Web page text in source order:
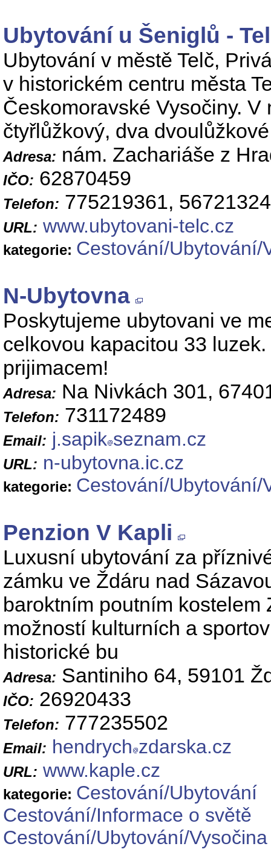
Ubytování u Šeniglů -
Ubytování v městě Telč,
v historickém centru města
Českomoravské Vysočiny.
čtyřlůžkový, dva
Adresa: nám. Zachariáše z
IČO: 62870459
Telefon: 775219361,
URL: www.ubytovani-telc.cz
kategorie: Cestování/Ubytování/
N-Ubytovna
Poskytujeme ubytovani ve
celkovou kapacitou 33
prijimacem!
Adresa: Na Nivkách 301,
Telefon: 731172489
Email: j.sapik seznam.cz
URL: n-ubytovna.ic.cz
kategorie: Cestování/Ubytování/
Penzion V Kapli
Luxusní ubytování za
zámku ve Ždáru nad
baroktním poutním
možností kulturních a
historické bu
Adresa: Santiniho 64, 59101
IČO: 26920433
Telefon: 777235502
Email: hendrych zdarska.cz
URL: www.kaple.cz
kategorie: Cestování/Ubytování
Cestování/Informace o světě
Cestování/Ubytování/Vysočina